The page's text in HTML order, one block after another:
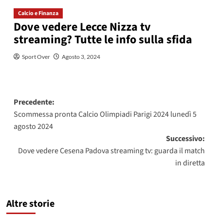
Calcio e Finanza
Dove vedere Lecce Nizza tv
streaming? Tutte le info sulla sfida
Sport Over Agosto 3, 2024
Navigazione
articolo
Precedente:
Scommessa pronta Calcio Olimpiadi Parigi 2024 lunedì 5
agosto 2024
Successivo:
Dove vedere Cesena Padova streaming tv: guarda il match
in diretta
Altre storie